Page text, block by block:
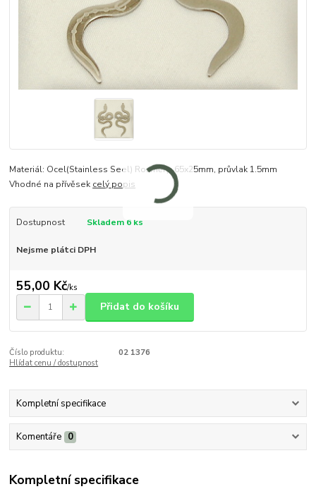
Materiál: Ocel(Stainless Seel) Rozměry: 65x25mm, průvlak 1.5mm
Vhodné na přívěsek celý popis
Dostupnost Skladem 6 ks
Nejsme plátci DPH
55,00 Kč/ks
Přidat do košíku
Číslo produktu:
02 1376
Hlídat cenu / dostupnost
Kompletní specifikace
Komentáře 0
Kompletní specifikace